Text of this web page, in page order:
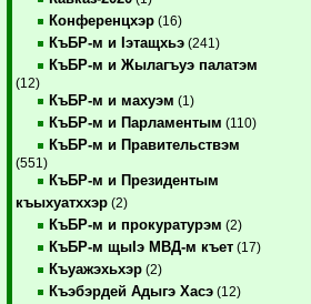
Конференцхэр (16)
КъБР-м и Iэтащхьэ (241)
КъБР-м и Жылагъуэ палатэм
(12)
КъБР-м и махуэм (1)
КъБР-м и Парламентым (110)
КъБР-м и Правительствэм
(551)
КъБР-м и Президентым
къыхуатххэр (2)
КъБР-м и прокуратурэм (2)
КъБР-м щыIэ МВД-м къет (17)
Къуажэхьхэр (2)
Къэбэрдей Адыгэ Хасэ (12)